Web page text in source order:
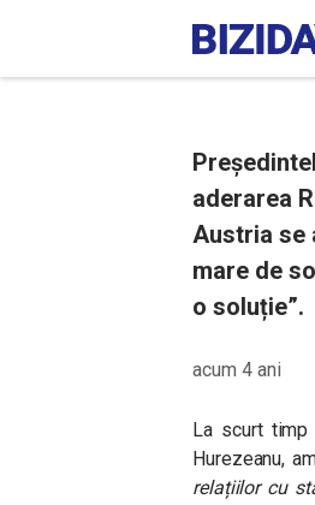
aderarea
Austria se
mare de
o soluție”.
acum 4 ani
La scurt timp
Hurezeanu,
relațiilor cu